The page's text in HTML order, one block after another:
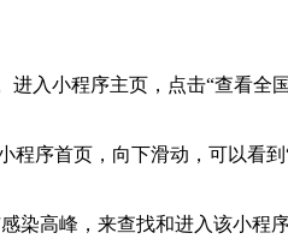
入小程序主页，点击“查看全
序首页，向下滑动，可以看
染高峰，来查找和进入该小程